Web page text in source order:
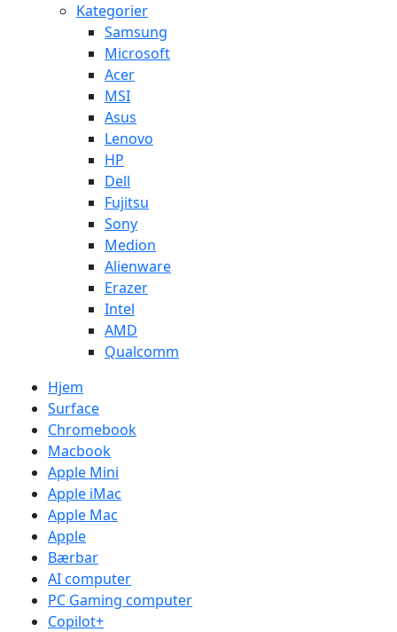
Kategorier
Samsung
Microsoft
Acer
MSI
Asus
Lenovo
HP
Dell
Fujitsu
Sony
Medion
Alienware
Erazer
Intel
AMD
Qualcomm
Hjem
Surface
Chromebook
Macbook
Apple Mini
Apple iMac
Apple Mac
Apple
Bærbar
AI computer
PC Gaming computer
Copilot+